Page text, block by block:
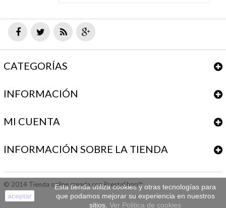
CATEGORÍAS
INFORMACIÓN
© 2014 Tienda online creada con PrestaShop™
MI CUENTA
INFORMACIÓN SOBRE LA TIENDA
aceptar
Esta tienda utiliza cookies y otras tecnologías para
que podamos mejorar su experiencia en nuestros
sitios. Ver Politica de cookies